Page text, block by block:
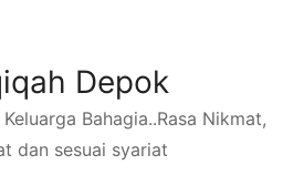
Depok
Bahagia..Rasa Nikmat,
dan sesuai syariat